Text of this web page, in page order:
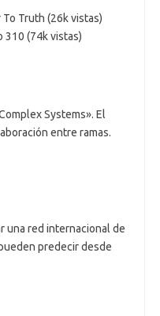
Truth (26k vistas)
310 (74k vistas)
Systems». El
entre ramas.
una red internacional de
predecir desde